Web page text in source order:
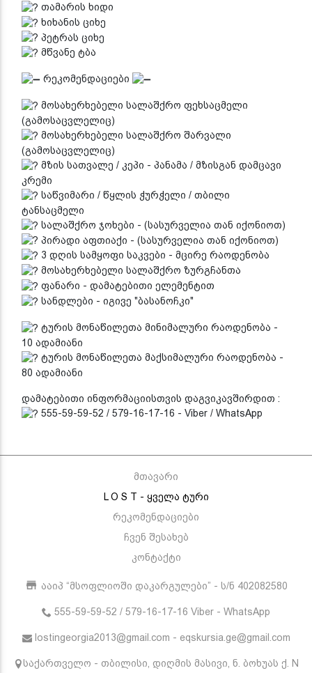
თამარის ხიდი
ხიხანის ციხე
პეტრას ციხე
მწვანე ტბა
რეკომენდაციები
მოსახერხებელი სალაშქრო ფეხსაცმელი
(გამოსაცვლელიც)
მოსახერხებელი სალაშქრო შარვალი
(გამოსაცვლელიც)
მზის სათვალე / კეპი - პანამა / მზისგან დამცავი
კრემი
საწვიმარი / წყლის ჭურჭელი / თბილი
ტანსაცმელი
სალაშქრო ჯოხები - (სასურველია თან იქონიოთ)
პირადი აფთიაქი - (სასურველია თან იქონიოთ)
3 დღის სამყოფი საკვები - მცირე რაოდენობა
მოსახერხებელი სალაშქრო ზურგჩანთა
ფანარი - დამატებითი ელემენტით
სანდლები - იგივე "ბასანოჩკი"
ტურის მონაწილეთა მინიმალური რაოდენობა -
10 ადამიანი
ტურის მონაწილეთა მაქსიმალური რაოდენობა -
80 ადამიანი
დამატებითი ინფორმაციისთვის დაგვიკავშირდით :
555-59-59-52 / 579-16-17-16 - Viber / WhatsApp
მთავარი
L O S T - ყველა ტური
რეკომენდაციები
ჩვენ შესახებ
კონტაქტი
ააიპ “მსოფლიოში დაკარგულები” - ს/ნ 402082580
555-59-59-52 / 579-16-17-16 Viber - WhatsApp
lostingeorgia2013@gmail.com - eqskursia.ge@gmail.com
საქართველო - თბილისი, დიღმის მასივი, ნ. ბოხუას ქ. N